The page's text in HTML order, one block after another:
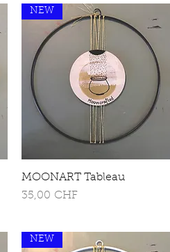
Schnellansicht
NEW
MOONART Tableau
Preis
35,00 CHF
NEW